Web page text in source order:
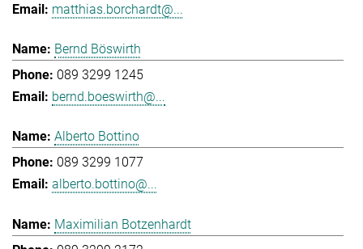
matthias.borchardt@...
Bernd Böswirth
089 3299 1245
bernd.boeswirth@...
Alberto Bottino
089 3299 1077
alberto.bottino@...
Maximilian Botzenhardt